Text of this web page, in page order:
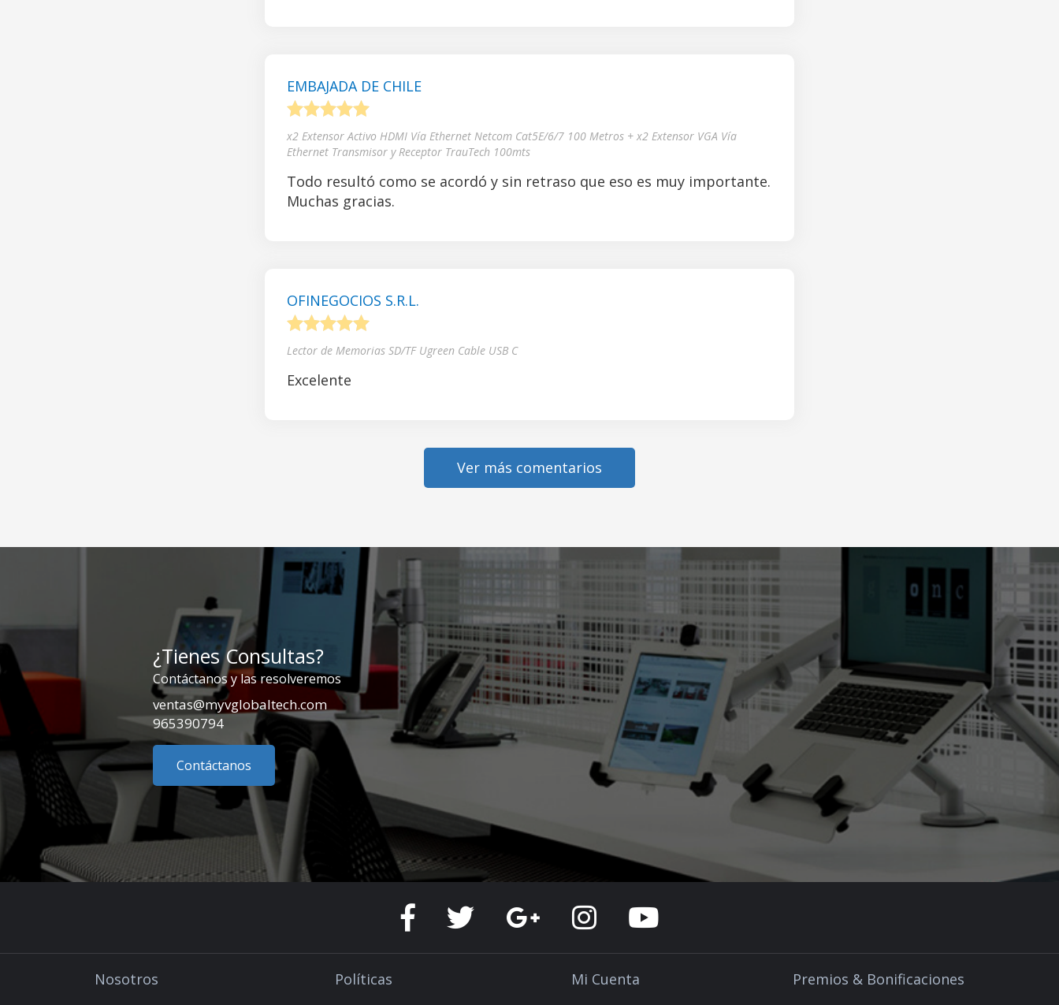
EMBAJADA DE CHILE
x2 Extensor Activo HDMI Vía Ethernet Netcom Cat5E/6/7 100 Metros + x2 Extensor VGA Vía
Ethernet Transmisor y Receptor TrauTech 100mts
Todo resultó como se acordó y sin retraso que eso es muy importante.
Muchas gracias.
OFINEGOCIOS S.R.L.
Lector de Memorias SD/TF Ugreen Cable USB C
Excelente
Ver más comentarios
¿Tienes Consultas?
Contáctanos y las resolveremos
ventas@myvglobaltech.com
965390794
Contáctanos
Nosotros Políticas Mi Cuenta Premios & Bonificaciones